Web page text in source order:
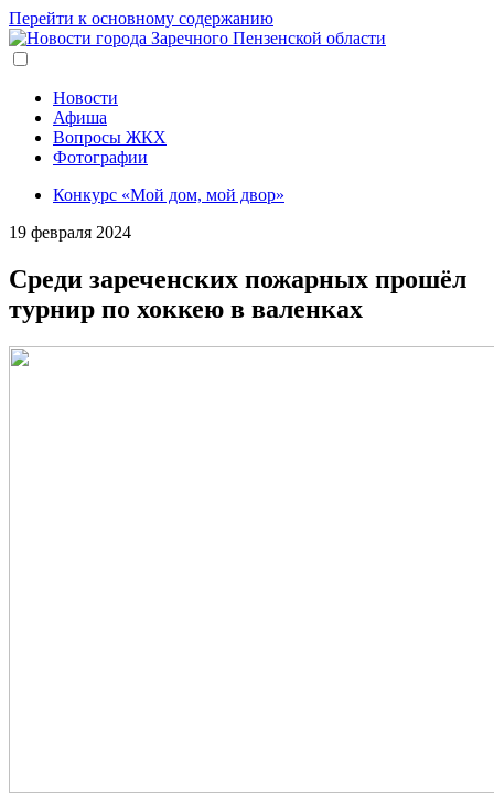
Перейти к основному содержанию
Новости
Афиша
Вопросы ЖКХ
Фотографии
Конкурс «Мой дом, мой двор»
19 февраля 2024
Среди зареченских пожарных прошёл
турнир по хоккею в валенках